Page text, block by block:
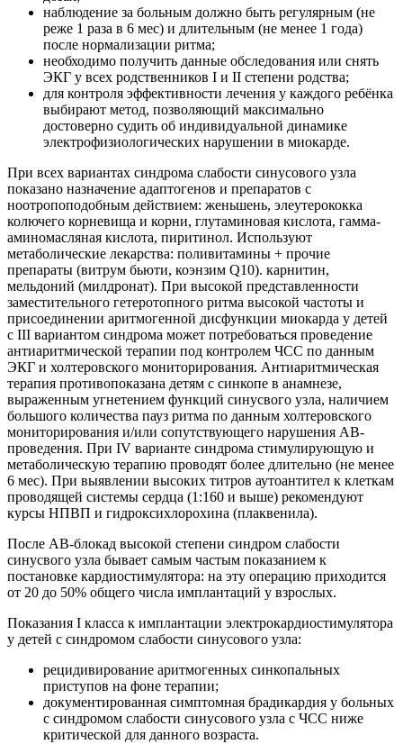
наблюдение за больным должно быть регулярным (не
реже 1 раза в 6 мес) и длительным (не менее 1 года)
после нормализации ритма;
необходимо получить данные обследования или снять
ЭКГ у всех родственников I и II степени родства;
для контроля эффективности лечения у каждого ребёнка
выбирают метод, позволяющий максимально
достоверно судить об индивидуальной динамике
электрофизиологических нарушении в миокарде.
При всех вариантах синдрома слабости синусового узла
показано назначение адаптогенов и препаратов с
ноотропоподобным действием: женьшень, элеутерококка
колючего корневища и корни, глутаминовая кислота, гамма-
аминомасляная кислота, пиритинол. Используют
метаболические лекарства: поливитамины + прочие
препараты (витрум бьюти, коэнзим Q10). карнитин,
мельдоний (милдронат). При высокой представленности
заместительного гетеротопного ритма высокой частоты и
присоединении аритмогенной дисфункции миокарда у детей
с III вариантом синдрома может потребоваться проведение
антиаритмической терапии под контролем ЧСС по данным
ЭКГ и холтеровского мониторирования. Антиаритмическая
терапия противопоказана детям с синкопе в анамнезе,
выраженным угнетением функций синусвого узла, наличием
большого количества пауз ритма по данным холтеровского
мониторирования и/или сопутствующего нарушения АВ-
проведения. При IV варианте синдрома стимулирующую и
метаболическую терапию проводят более длительно (не менее
6 мес). При выявлении высоких титров аутоантител к клеткам
проводящей системы сердца (1:160 и выше) рекомендуют
курсы НПВП и гидроксихлорохина (плаквенила).
После АВ-блокад высокой степени синдром слабости
синусвого узла бывает самым частым показанием к
постановке кардиостимулятора: на эту операцию приходится
от 20 до 50% общего числа имплантаций у взрослых.
Показания I класса к имплантации электрокардиостимулятора
у детей с синдромом слабости синусового узла:
рецидивирование аритмогенных синкопальных
приступов на фоне терапии;
документированная симптомная брадикардия у больных
с синдромом слабости синусового узла с ЧСС ниже
критической для данного возраста.